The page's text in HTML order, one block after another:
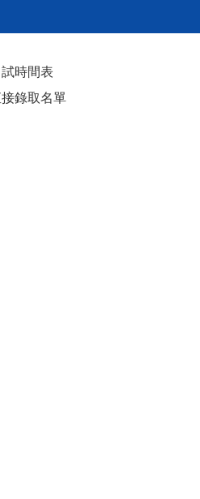
時間表
錄取名單